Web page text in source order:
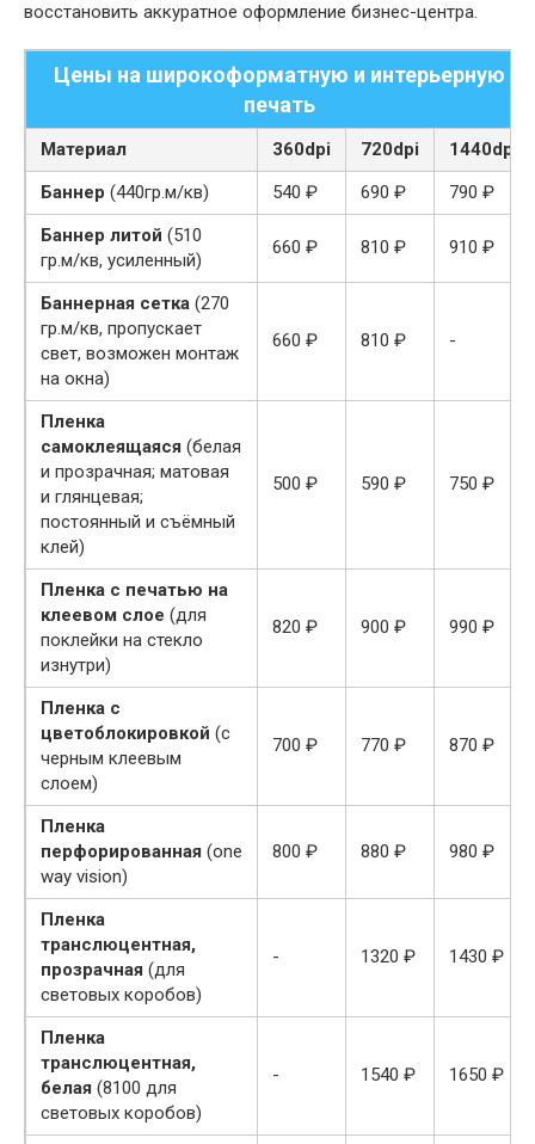
восстановить аккуратное оформление бизнес-центра.
Цены на широкоформатную и интерьерную
печать
Материал 360dpi 720dpi
1440dpi
Баннер (440гр.м/кв) 540 ₽ 690 ₽
790 ₽
Баннер литой (510
гр.м/кв, усиленный)
660 ₽ 810 ₽ 910 ₽
Баннерная сетка (270
гр.м/кв, пропускает
свет, возможен монтаж
на окна)
660 ₽ 810 ₽ -
Пленка
самоклеящаяся (белая
и прозрачная; матовая
и глянцевая;
постоянный и съёмный
клей)
500 ₽ 590 ₽ 750 ₽
Пленка с печатью на
клеевом слое (для
поклейки на стекло
изнутри)
820 ₽ 900 ₽ 990 ₽
Пленка с
цветоблокировкой (с
черным клеевым
слоем)
700 ₽ 770 ₽ 870 ₽
Пленка
перфорированная (one
way vision)
800 ₽ 880 ₽ 980 ₽
Пленка
транслюцентная,
прозрачная (для
световых коробов)
- 1320 ₽ 1430 ₽
Пленка
транслюцентная,
белая (8100 для
световых коробов)
- 1540 ₽ 1650 ₽